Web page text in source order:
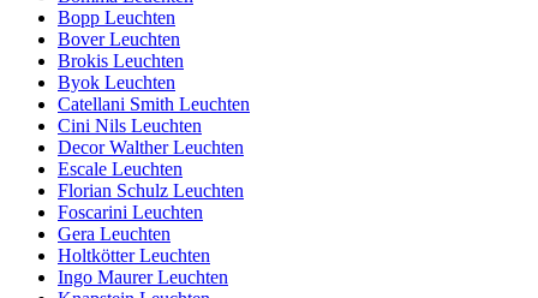
Bopp Leuchten
Bover Leuchten
Brokis Leuchten
Byok Leuchten
Catellani Smith Leuchten
Cini Nils Leuchten
Decor Walther Leuchten
Escale Leuchten
Florian Schulz Leuchten
Foscarini Leuchten
Gera Leuchten
Holtkötter Leuchten
Ingo Maurer Leuchten